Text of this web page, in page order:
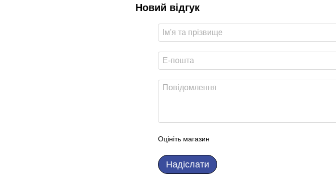
Новий відгук
Оцініть магазин
Надіслати